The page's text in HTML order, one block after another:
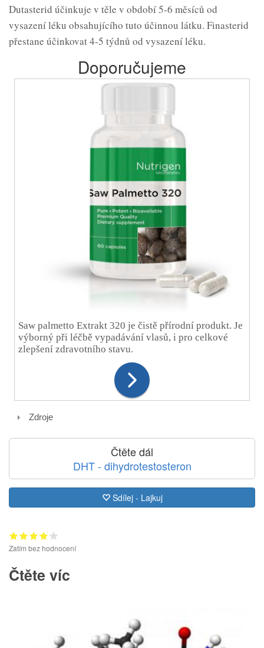
Dutasterid účinkuje v těle v období 5-6 měsíců od
vysazení léku obsahujícího tuto účinnou látku. Finasterid
přestane účinkovat 4-5 týdnů od vysazení léku.
Doporučujeme
Saw palmetto Extrakt 320 je čistě přírodní produkt. Je
výborný při léčbě vypadávání vlasů, i pro celkové
zlepšení zdravotního stavu.
Zdroje
Čtěte dál
DHT - dihydrotestosteron
Sdílej - Lajkuj
Zatím bez hodnocení
Čtěte víc